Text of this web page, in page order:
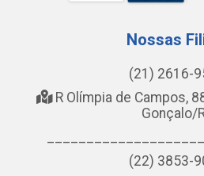
Nossas
(21) 2616-
R Olímpia de Campos,
Gonçalo/
(22) 3853-